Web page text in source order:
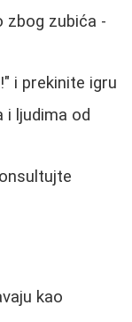
zbog zubića -
i prekinite igru
i ljudima od
kao